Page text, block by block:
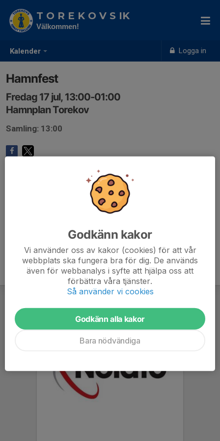
Kalender Logga in
T O R E K O V S IK
Välkommen!
Hamnfest
Fredag 17 jul, 13:00-01:00
Hamnplan Torekov
Samling: 13:00
Godkänn kakor
Vi använder oss av kakor (cookies) för att vår
webbplats ska fungera bra för dig. De används
även för webbanalys i syfte att hjälpa oss att
förbättra våra tjänster.
Så använder vi cookies
Godkänn alla kakor
Bara nödvändiga